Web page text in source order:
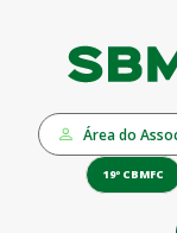
Área do
19º CBMFC